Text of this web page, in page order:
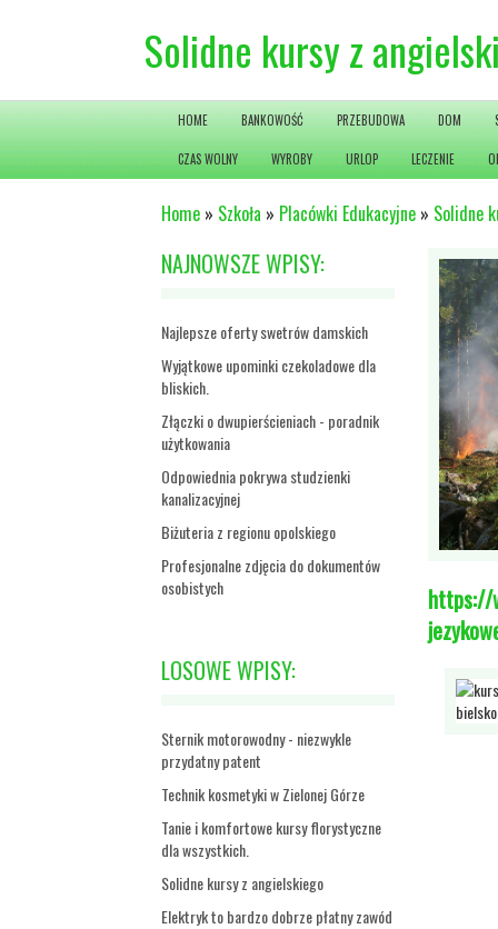
Solidne kursy z
HOME BANKOWOŚĆ PRZEBUDOWA DOM
CZAS WOLNY WYROBY URLOP LECZENIE
Home » Szkoła » Placówki Edukacyjne » Solidne
NAJNOWSZE WPISY:
Najlepsze oferty swetrów damskich
Wyjątkowe upominki czekoladowe dla
bliskich.
Złączki o dwupierścieniach - poradnik
użytkowania
Odpowiednia pokrywa studzienki
kanalizacyjnej
Biżuteria z regionu opolskiego
Profesjonalne zdjęcia do dokumentów
osobistych
LOSOWE WPISY:
Sternik motorowodny - niezwykle
przydatny patent
Technik kosmetyki w Zielonej Górze
Tanie i komfortowe kursy florystyczne
dla wszystkich.
Solidne kursy z angielskiego
Elektryk to bardzo dobrze płatny zawód
https://